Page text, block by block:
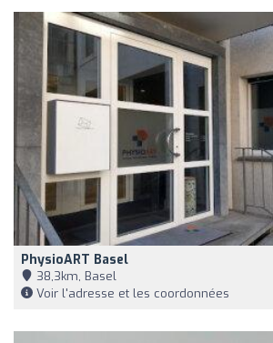
PhysioART Basel
38,3km, Basel
Voir l'adresse et les coordonnées